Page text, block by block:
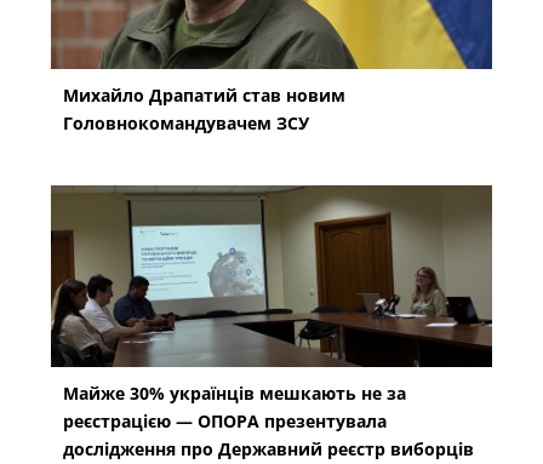
Михайло Драпатий став новим
Головнокомандувачем ЗСУ
Майже 30% українців мешкають не за
реєстрацією — ОПОРА презентувала
дослідження про Державний реєстр виборців